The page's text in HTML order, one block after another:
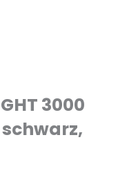
3000
schwarz,